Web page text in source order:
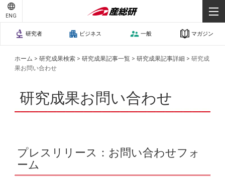
ENG
研究者 ビジネス 一般 マガジン
ホーム >研究成果検索 >研究成果記事一覧 >研究成果記事詳細 >研究成
果お問い合わせ
研究成果お問い合わせ
プレスリリース：お問い合わせフォ
ーム